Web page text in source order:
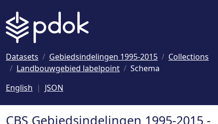
Datasets Gebiedsindelingen 1995-2015
Collections
Landbouwgebied labelpoint
Schema
English
JSON
CBS Gebiedsindelingen 1995-2015 -